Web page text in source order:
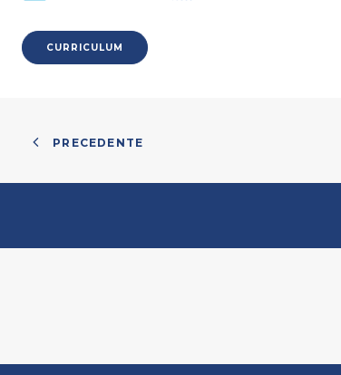
CURRICULUM
PRECEDENTE